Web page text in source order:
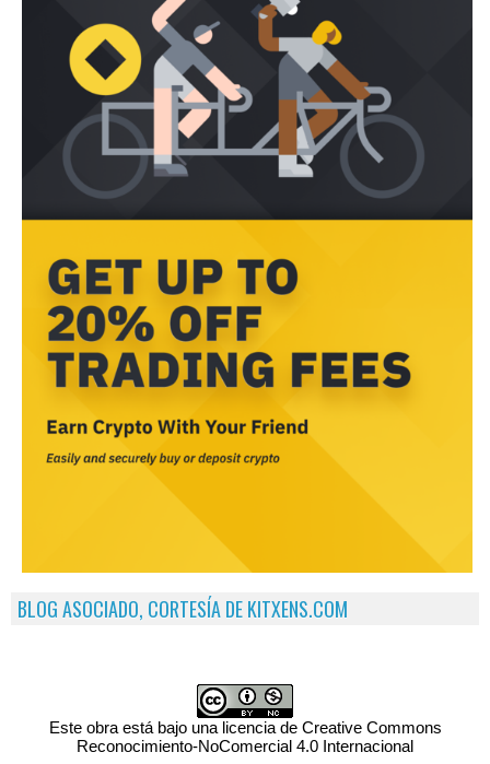
BLOG ASOCIADO, CORTESÍA DE KITXENS.COM
Este obra está bajo una licencia de Creative Commons
Reconocimiento-NoComercial 4.0 Internacional